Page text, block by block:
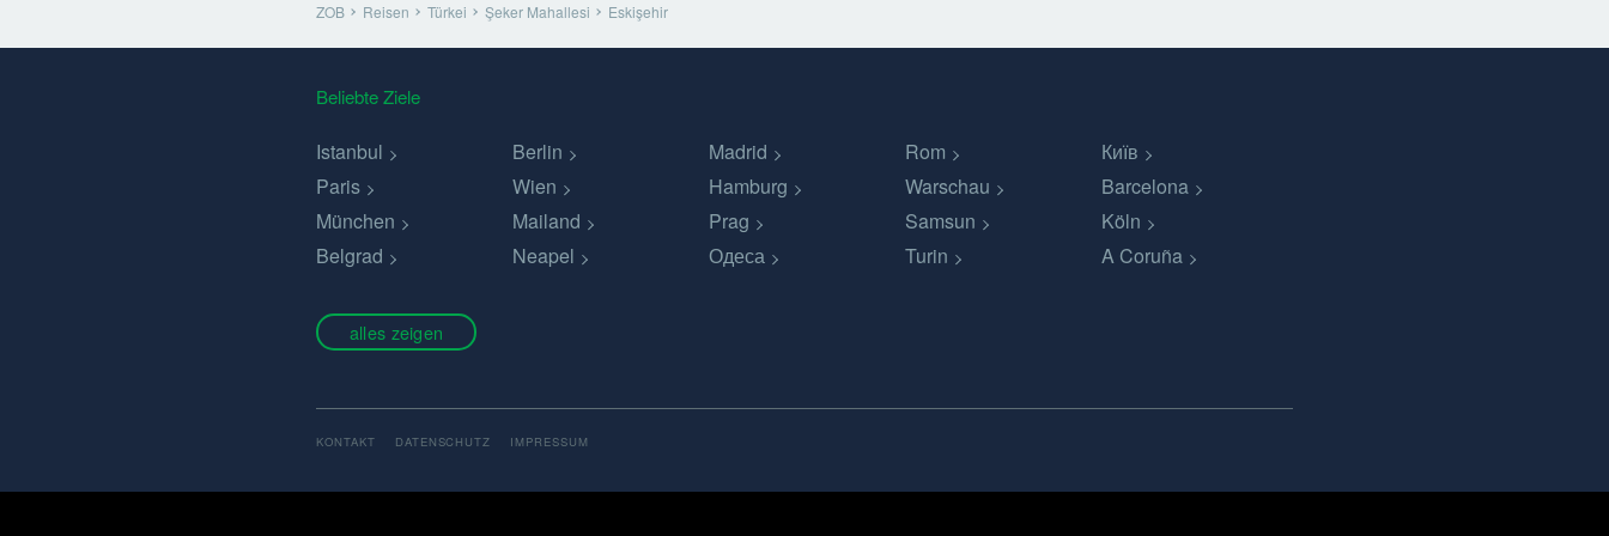
ZOB Reisen Türkei Şeker Mahallesi Eskişehir
Beliebte Ziele
Istanbul Berlin Madrid Rom
Київ
Paris
Wien Hamburg Warschau
Barcelona
München
Mailand Prag Samsun
Köln
Belgrad
Neapel Одеса Turin A Coruña
alles zeigen
KONTAKT DATENSCHUTZ IMPRESSUM